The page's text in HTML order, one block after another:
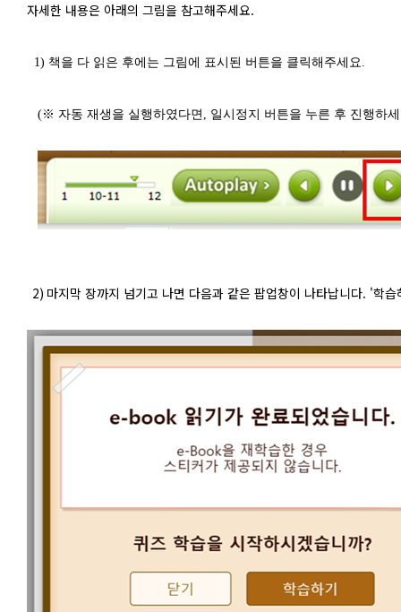
자세한 내용은 아래의 그림을 참고해주세요.
1) 책을 다 읽은 후에는 그림에 표시된 버튼을 클릭해주세요.
(※ 자동 재생을 실행하였다면, 일시정지 버튼을 누른 후 진행하
2) 마지막 장까지 넘기고 나면 다음과 같은 팝업창이 나타납니다. '학